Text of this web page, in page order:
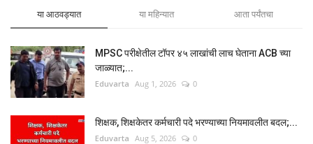
या आठवड्यात या महिन्यात आता पर्यंतचा
MPSC परीक्षेतील टॉपर ४५ लाखांची लाच घेताना ACB च्या
जाळ्यात;...
Eduvarta Aug 1, 2026 0
शिक्षक, शिक्षकेतर कर्मचारी पदे भरण्याच्या नियमावलीत बदल;...
Eduvarta Aug 5, 2026 0